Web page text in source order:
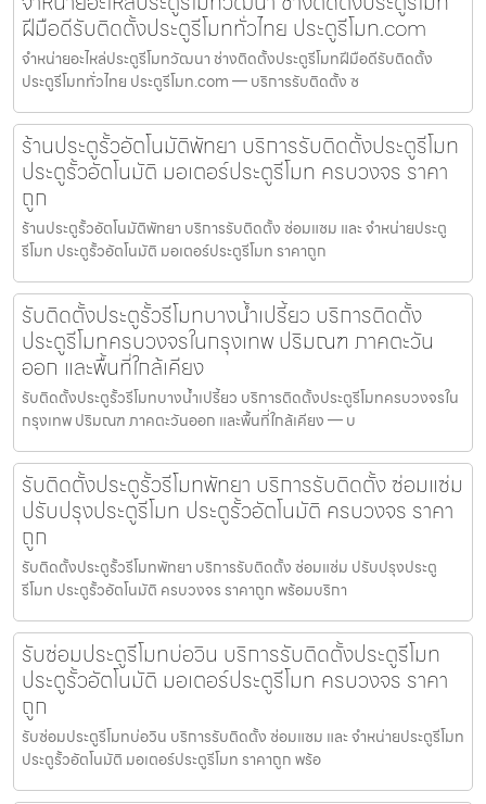
ฝีมือดีรับติดตั้งประตูรีโมททั่วไทย ประตูรีโมท.com
จำหน่ายอะไหล่ประตูรีโมทวัฒนา ช่างติดตั้งประตูรีโมทฝีมือดีรับติดตั้ง
ประตูรีโมททั่วไทย ประตูรีโมท.com — บริการรับติดตั้ง ซ
ร้านประตูรั้วอัตโนมัติพัทยา บริการรับติดตั้งประตูรีโมท
ประตูรั้วอัตโนมัติ มอเตอร์ประตูรีโมท ครบวงจร ราคา
ถูก
ร้านประตูรั้วอัตโนมัติพัทยา บริการรับติดตั้ง ซ่อมแซม และ จำหน่ายประตู
รีโมท ประตูรั้วอัตโนมัติ มอเตอร์ประตูรีโมท ราคาถูก
รับติดตั้งประตูรั้วรีโมทบางน้ำเปรี้ยว บริการติดตั้ง
ประตูรีโมทครบวงจรในกรุงเทพ ปริมณฑ ภาคตะวัน
ออก และพื้นที่ใกล้เคียง
รับติดตั้งประตูรั้วรีโมทบางน้ำเปรี้ยว บริการติดตั้งประตูรีโมทครบวงจรใน
กรุงเทพ ปริมณฑ ภาคตะวันออก และพื้นที่ใกล้เคียง — บ
รับติดตั้งประตูรั้วรีโมทพัทยา บริการรับติดตั้ง ซ่อมแซ่ม
ปรับปรุงประตูรีโมท ประตูรั้วอัตโนมัติ ครบวงจร ราคา
ถูก
รับติดตั้งประตูรั้วรีโมทพัทยา บริการรับติดตั้ง ซ่อมแซ่ม ปรับปรุงประตู
รีโมท ประตูรั้วอัตโนมัติ ครบวงจร ราคาถูก พร้อมบริกา
รับซ่อมประตูรีโมทบ่อวิน บริการรับติดตั้งประตูรีโมท
ประตูรั้วอัตโนมัติ มอเตอร์ประตูรีโมท ครบวงจร ราคา
ถูก
รับซ่อมประตูรีโมทบ่อวิน บริการรับติดตั้ง ซ่อมแซม และ จำหน่ายประตูรีโมท
ประตูรั้วอัตโนมัติ มอเตอร์ประตูรีโมท ราคาถูก พร้อ